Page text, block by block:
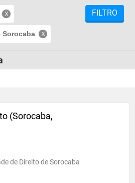
Sorocaba
FILTRO
(Sorocaba,
de Direito de Sorocaba